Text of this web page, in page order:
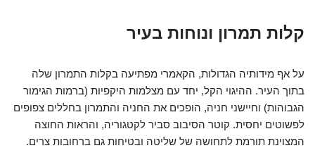
קלות תמרון ונוחות בעיר
על אף מידותיה הגדולות, הקאמרי מפתיעה בקלות התמרון שלה
בתוך העיר. ההיגוי הקל, יחד עם מצלמות היקפיות (ברמות הגימור
הגבוהות) וחיישני חניה, הופכים את החניה והתמרון בחללים צפופים
לפשוטים יחסית. קוטר הסיבוב סביר לקטגוריה, והראות החוצה
המצוינת תורמת לתחושה של שליטה ובטיחות גם ברחובות צרים.